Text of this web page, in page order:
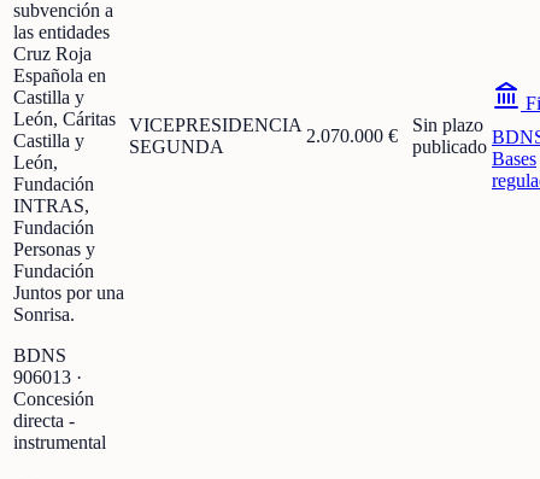
subvención a
las entidades
Cruz Roja
Española en
Castilla y
León, Cáritas
Castilla y
León,
Fundación
INTRAS,
Fundación
Personas y
Fundación
Juntos por una
Sonrisa.
BDNS
906013 ·
Concesión
directa -
instrumental
VICEPRESIDENCIA
SEGUNDA
2.070.000 €
Sin plazo
publicado
Bases